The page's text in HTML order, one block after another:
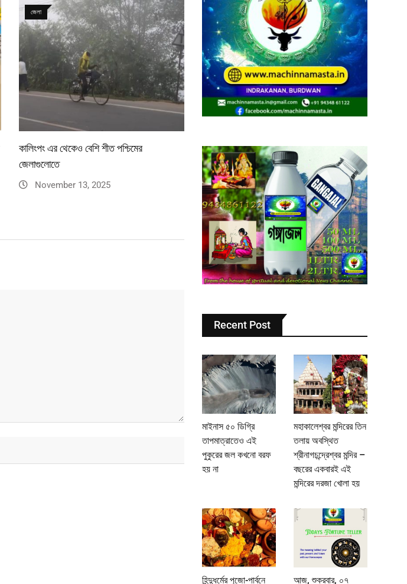
জেলা
কালিংপং এর থেকেও বেশি শীত পশ্চিমের
জেলাগুলোতে
November 13, 2025
Recent Post
মাইনাস ৫০ ডিগ্রি
তাপমাত্রাতেও এই
পুকুরের জল কখনো বরফ
হয় না
মহাকালেশ্বর মন্দিরের তিন
তলায় অবস্থিত
শ্রীনাগচন্দ্রেশ্বর মন্দির –
বছরের একবারই এই
মন্দিরের দরজা খোলা হয়
হিন্দুধর্মের পুজো-পার্বনে আজ, শুক্রবার, ০৭